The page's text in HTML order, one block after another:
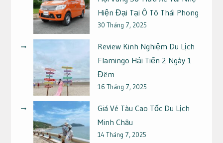
Hiện Đại Tại Ô Tô Thái Phong
30 Tháng 7, 2025
Review Kinh Nghiệm Du Lịch
Flamingo Hải Tiến 2 Ngày 1
Đêm
16 Tháng 7, 2025
Giá Vé Tàu Cao Tốc Du Lịch
Minh Châu
14 Tháng 7, 2025